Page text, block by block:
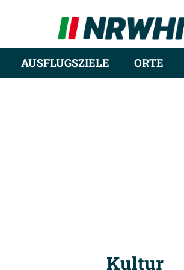
AUSFLUGSZIELE ORTE
Kultur